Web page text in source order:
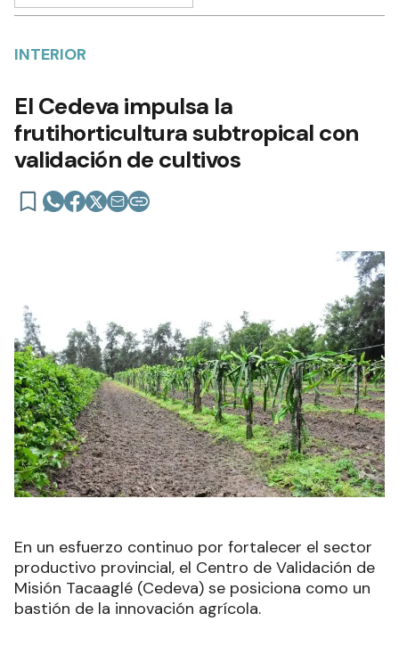
INTERIOR
El Cedeva impulsa la
frutihorticultura subtropical con
validación de cultivos
En un esfuerzo continuo por fortalecer el sector
productivo provincial, el Centro de Validación de
Misión Tacaaglé (Cedeva) se posiciona como un
bastión de la innovación agrícola.